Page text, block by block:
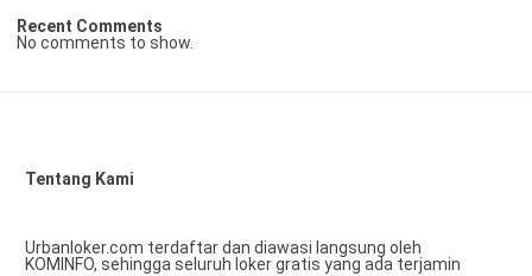
Recent Comments
No comments to show.
Tentang Kami
Urbanloker.com terdaftar dan diawasi langsung oleh
KOMINFO, sehingga seluruh loker gratis yang ada terjamin